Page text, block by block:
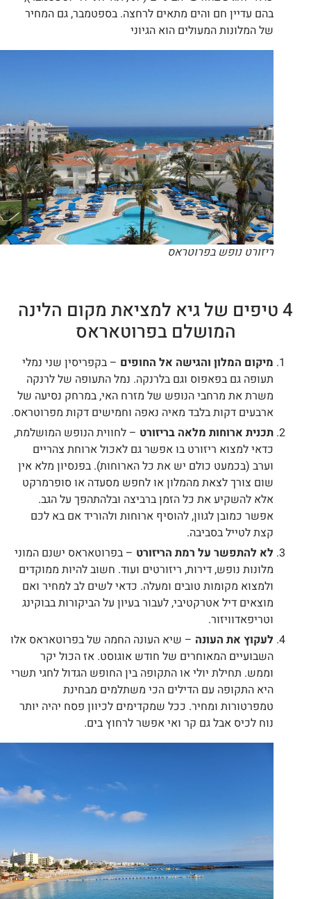
בהם עדיין חם והים מתאים לרחצה. בספטמבר, גם המחיר
של המלונות המעולים הוא הגיוני
ריזורט נופש בפרוטראס
4 טיפים של גיא למציאת מקום הלינה
המושלם בפרוטאראס
מיקום המלון והגישה אל החופים– בקפריסין שני נמלי
תעופה גם בפאפוס וגם בלרנקה. נמל התעופה של לרנקה
משרת את מרחבי הנופש של מזרח האי, במרחק נסיעה של
ארבעים דקות בלבד מאיה נאפה וחמישים דקות מפרוטראס.
תכנית ארוחות מלאה בריזורט– לחווית הנופש המושלמת,
כדאי למצוא ריזורט בו אפשר גם לאכול ארוחת צהריים
וערב (בכמעט כולם יש את כל הארוחות). בפנסיון מלא אין
שום צורך לצאת מהמלון או לחפש מסעדה או סופרמרקט
אלא להשקיע את כל הזמן ברביצה ובלהתהפך על הגב.
אפשר כמובן לגוון, להוסיף ארוחות ולהוריד אם בא לכם
קצת לטייל בסביבה.
לא להתפשר על רמת הריזורט– בפרוטאראס ישנם המוני
מלונות נופש, דירות, ריזורטים ועוד. חשוב להיות ממוקדים
ולמצוא מקומות טובים ומעלה. כדאי לשים לב למחיר ואם
מוצאים דיל אטרקטיבי, לעבור בעיון על הביקורות בבוקינג
וטריפאדוויזור.
לעקוץ את העונה– שיא העונה החמה של בפרוטאראס אלו
השבועיים המאוחרים של חודש אוגוסט. אז הכול יקר
וממש. תחילת יולי או התקופה בין החופש הגדול לחגי תשרי
היא התקופה עם הדילים הכי משתלמים מבחינת
טמפרטורות ומחיר. ככל שמקדימים לכיוון פסח יהיה יותר
נוח לכיס אבל גם קר ואי אפשר לרחוץ בים.